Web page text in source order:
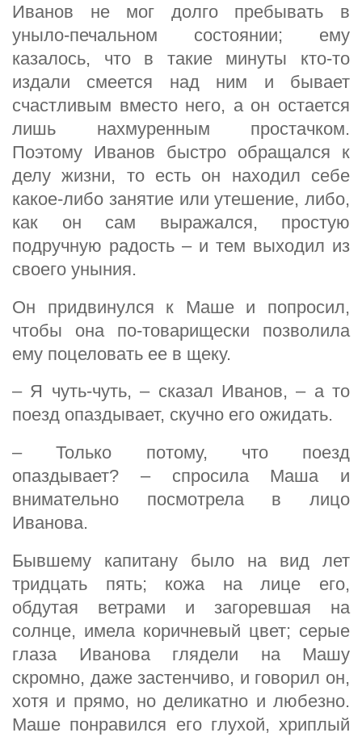
Иванов не мог долго пребывать в
уныло-печальном состоянии; ему
казалось, что в такие минуты кто-то
издали смеется над ним и бывает
счастливым вместо него, а он остается
лишь нахмуренным простачком.
Поэтому Иванов быстро обращался к
делу жизни, то есть он находил себе
какое-либо занятие или утешение, либо,
как он сам выражался, простую
подручную радость – и тем выходил из
своего уныния.
Он придвинулся к Маше и попросил,
чтобы она по-товарищески позволила
ему поцеловать ее в щеку.
– Я чуть-чуть, – сказал Иванов, – а то
поезд опаздывает, скучно его ожидать.
– Только потому, что поезд
опаздывает? – спросила Маша и
внимательно посмотрела в лицо
Иванова.
Бывшему капитану было на вид лет
тридцать пять; кожа на лице его,
обдутая ветрами и загоревшая на
солнце, имела коричневый цвет; серые
глаза Иванова глядели на Машу
скромно, даже застенчиво, и говорил он,
хотя и прямо, но деликатно и любезно.
Маше понравился его глухой, хриплый